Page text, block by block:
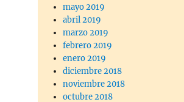
mayo 2019
abril 2019
marzo 2019
febrero 2019
enero 2019
diciembre 2018
noviembre 2018
octubre 2018